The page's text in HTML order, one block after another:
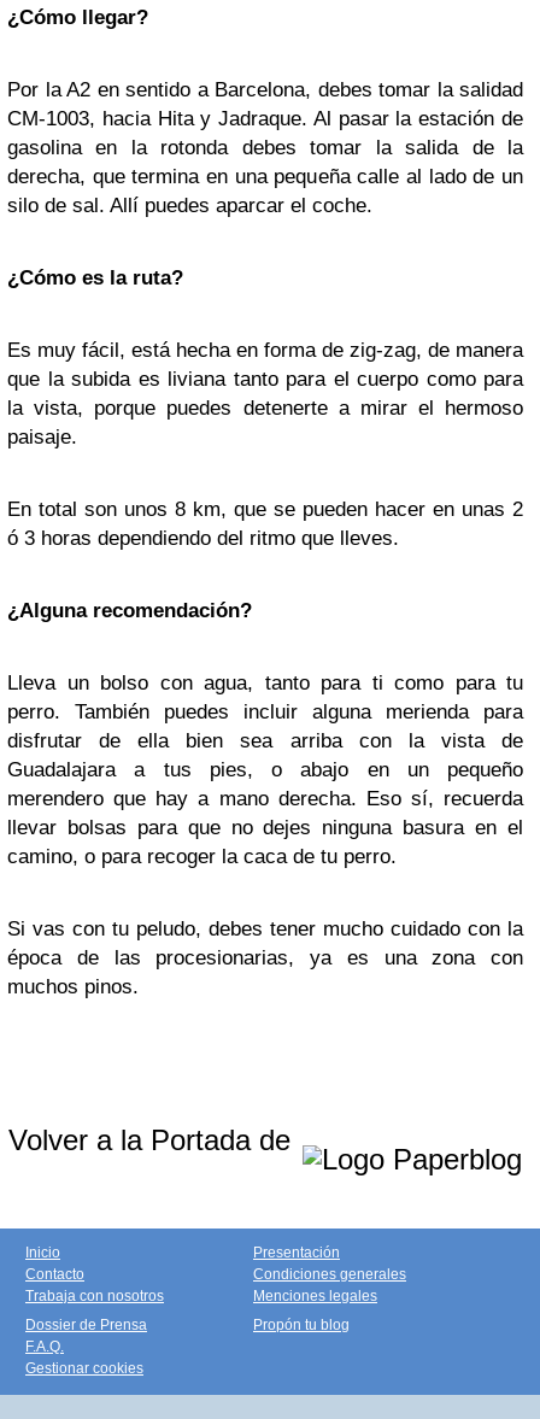
¿Cómo llegar?
Por la A2 en sentido a Barcelona, debes tomar la salidad
CM-1003, hacia Hita y Jadraque. Al pasar la estación de
gasolina en la rotonda debes tomar la salida de la
derecha, que termina en una pequeña calle al lado de un
silo de sal. Allí puedes aparcar el coche.
¿Cómo es la ruta?
Es muy fácil, está hecha en forma de zig-zag, de manera
que la subida es liviana tanto para el cuerpo como para
la vista, porque puedes detenerte a mirar el hermoso
paisaje.
En total son unos 8 km, que se pueden hacer en unas 2
ó 3 horas dependiendo del ritmo que lleves.
¿Alguna recomendación?
Lleva un bolso con agua, tanto para ti como para tu
perro. También puedes incluir alguna merienda para
disfrutar de ella bien sea arriba con la vista de
Guadalajara a tus pies, o abajo en un pequeño
merendero que hay a mano derecha. Eso sí, recuerda
llevar bolsas para que no dejes ninguna basura en el
camino, o para recoger la caca de tu perro.
Si vas con tu peludo, debes tener mucho cuidado con la
época de las procesionarias, ya es una zona con
muchos pinos.
Volver a la Portada de
Inicio
Contacto
Trabaja con nosotros
Presentación
Condiciones generales
Menciones legales
Dossier de Prensa
F.A.Q.
Gestionar cookies
Propón tu blog